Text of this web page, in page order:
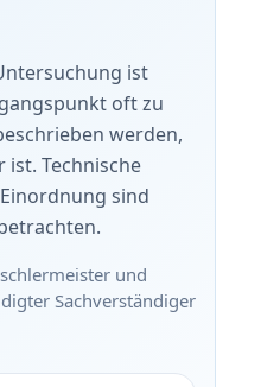
ist
oft zu
werden,
Technische
sind
und
Sachverständiger